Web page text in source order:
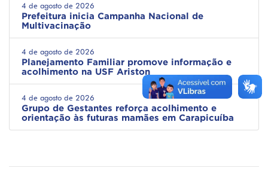
4 de agosto de 2026
Prefeitura inicia Campanha Nacional de
Multivacinação
4 de agosto de 2026
Planejamento Familiar promove informação e
acolhimento na USF Ariston
4 de agosto de 2026
Grupo de Gestantes reforça acolhimento e
orientação às futuras mamães em Carapicuíba